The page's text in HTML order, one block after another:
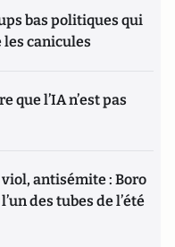
bas politiques qui
canicules
que l’IA n’est pas
antisémite : Boro
des tubes de l’été